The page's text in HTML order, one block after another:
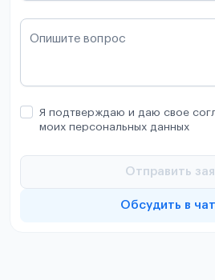
Опишите вопрос
Я подтверждаю и даю свое
моих персональных данных
Отправить
Обсудить в